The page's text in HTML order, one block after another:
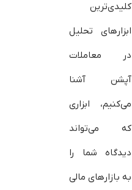
کلیدی‌ترین
ابزارهای تحلیل
در معاملات
آپشن آشنا
می‌کنیم، ابزاری
که می‌تواند
دیدگاه شما را
به بازارهای مالی